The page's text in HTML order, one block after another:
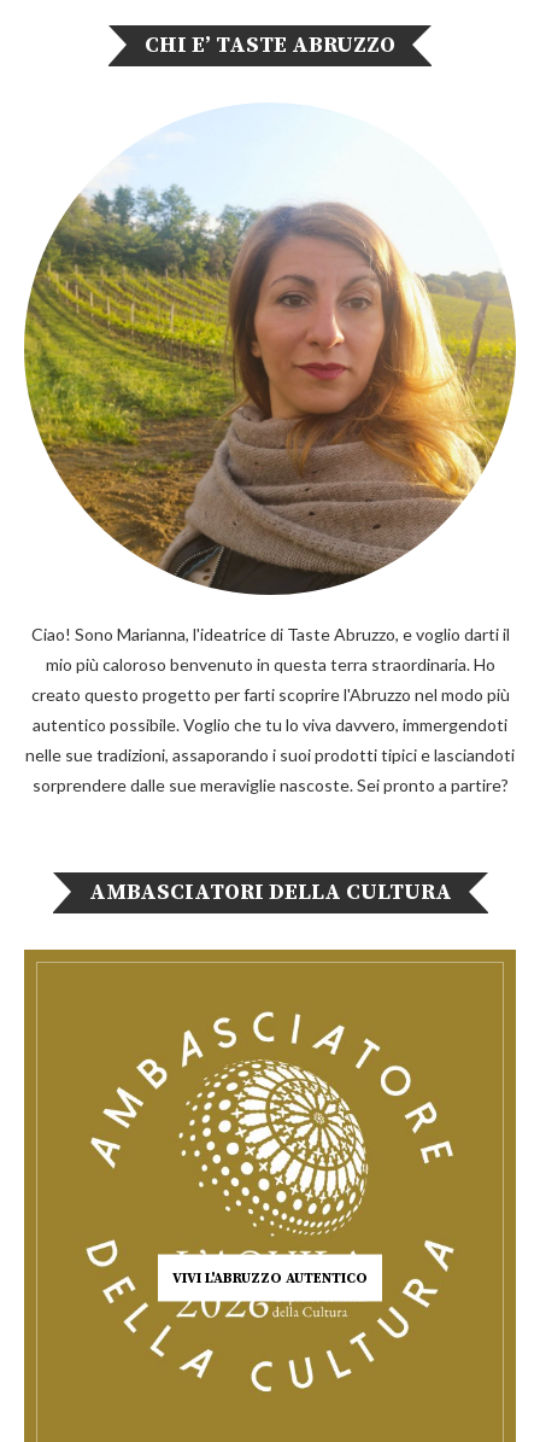
CHI E’ TASTE ABRUZZO
Ciao! Sono Marianna, l'ideatrice di Taste Abruzzo, e voglio darti il
mio più caloroso benvenuto in questa terra straordinaria. Ho
creato questo progetto per farti scoprire l'Abruzzo nel modo più
autentico possibile. Voglio che tu lo viva davvero, immergendoti
nelle sue tradizioni, assaporando i suoi prodotti tipici e lasciandoti
sorprendere dalle sue meraviglie nascoste. Sei pronto a partire?
AMBASCIATORI DELLA CULTURA
VIVI L'ABRUZZO AUTENTICO